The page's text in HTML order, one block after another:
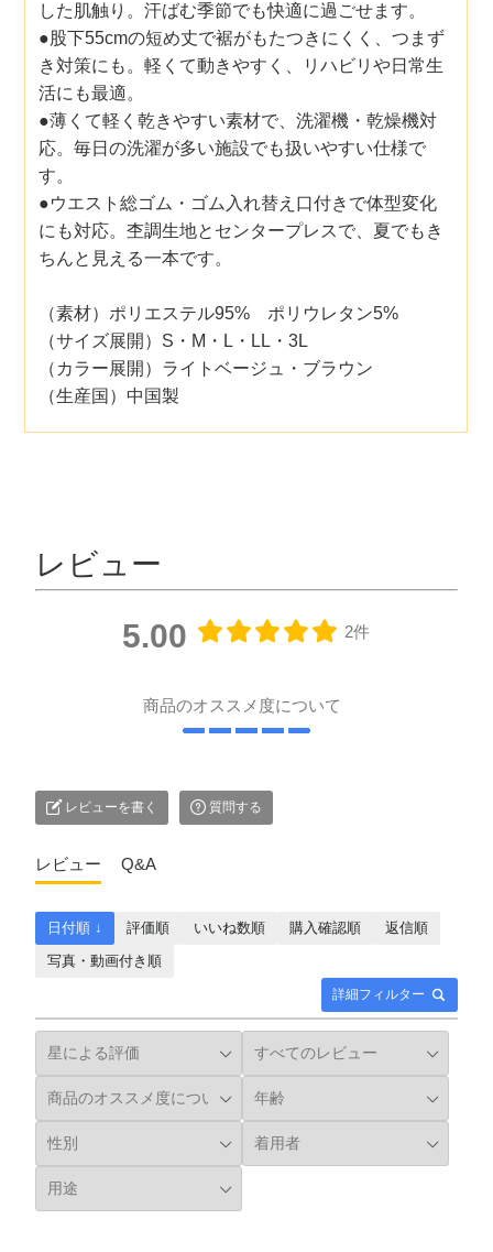
した肌触り。汗ばむ季節でも快適に過ごせます。
●股下55cmの短め丈で裾がもたつきにくく、つまず
き対策にも。軽くて動きやすく、リハビリや日常生
活にも最適。
●薄くて軽く乾きやすい素材で、洗濯機・乾燥機対
応。毎日の洗濯が多い施設でも扱いやすい仕様で
す。
●ウエスト総ゴム・ゴム入れ替え口付きで体型変化
にも対応。杢調生地とセンタープレスで、夏でもき
ちんと見える一本です。
（素材）ポリエステル95% ポリウレタン5%
（サイズ展開）S・M・L・LL・3L
（カラー展開）ライトベージュ・ブラウン
（生産国）中国製
レビュー
5.00 2件
商品のオススメ度について
レビューを書く 質問する
レビュー Q&A
詳細フィルター
日付順 ↓ 評価順 いいね数順 購入確認順
返信順
写真・動画付き順